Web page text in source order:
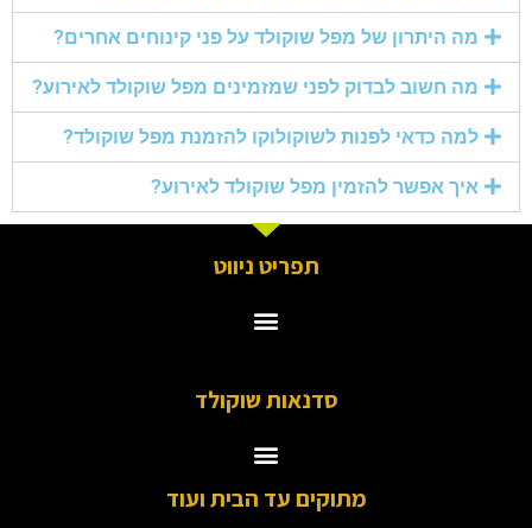
מה היתרון של מפל שוקולד על פני קינוחים אחרים?
מה חשוב לבדוק לפני שמזמינים מפל שוקולד לאירוע?
למה כדאי לפנות לשוקולוקו להזמנת מפל שוקולד?
איך אפשר להזמין מפל שוקולד לאירוע?
תפריט ניווט
סדנאות שוקולד
מתוקים עד הבית ועוד